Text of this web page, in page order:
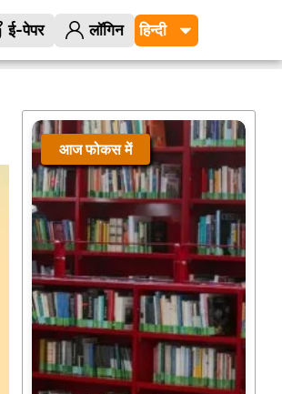
ई-पेपर लॉगिन
आज फोकस में